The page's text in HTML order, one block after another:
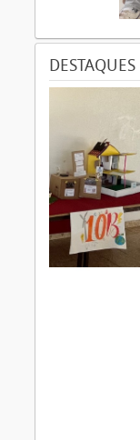
DESTAQUES